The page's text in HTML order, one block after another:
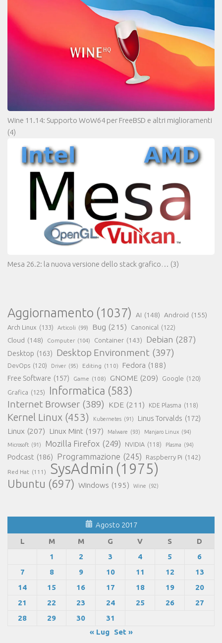
Wine 11.14: Supporto WoW64 per FreeBSD e altri miglioramenti
(4)
Mesa 26.2: la nuova versione dello stack grafico… (3)
Aggiornamento (1037) AI (148) Android (155)
Arch Linux (133) Articoli (99) Bug (215) Canonical (122)
Cloud (148) Computer (104) Container (143) Debian (287)
Desktop (163) Desktop Environment (397)
DevOps (120) Driver (95) Editing (110) Fedora (188)
Free Software (157) Game (108) GNOME (209) Google (120)
Grafica (125) Informatica (583)
Internet Browser (389) KDE (211) KDE Plasma (118)
Kernel Linux (453) Kubernetes (91) Linus Torvalds (172)
Linux (207) Linux Mint (197) Malware (93) Manjaro Linux (94)
Microsoft (91) Mozilla Firefox (249) NVIDIA (118) Plasma (94)
Podcast (186) Programmazione (245) Raspberry Pi (142)
Red Hat (111) SysAdmin (1975)
Ubuntu (697) Windows (195) Wine (92)
Agosto 2017
L
M M G V S
D
1
2 3 4 5
6
7
8 9 10 11 12
13
14
15 16 17 18 19
20
21
22 23 24 25 26
27
28
29 30
31
« Lug
Set »